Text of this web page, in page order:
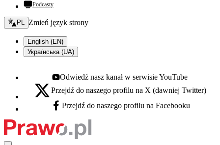
Podcasty
Zmień język - bieżący:
PL Zmień język strony
English (EN)
Українська (UA)
Youtube - otwiera się w nowej karcie
Odwiedź nasz kanał w serwisie YouTube
X - otwiera się w nowej karcie
Przejdź do naszego profilu na X (dawniej Twitter)
Facebook - otwiera się w nowej karcie
Przejdź do naszego profilu na Facebooku